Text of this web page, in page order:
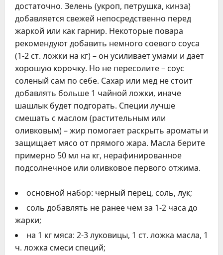
достаточно. Зелень (укроп, петрушка, кинза)
добавляется свежей непосредственно перед
жаркой или как гарнир. Некоторые повара
рекомендуют добавить немного соевого соуса
(1-2 ст. ложки на кг) – он усиливает умами и дает
хорошую корочку. Но не пересолите – соус
соленый сам по себе. Сахар или мед не стоит
добавлять больше 1 чайной ложки, иначе
шашлык будет подгорать. Специи лучше
смешать с маслом (растительным или
оливковым) – жир помогает раскрыть ароматы и
защищает мясо от прямого жара. Масла берите
примерно 50 мл на кг, нерафинированное
подсолнечное или оливковое первого отжима.
основной набор: черный перец, соль, лук;
соль добавлять не ранее чем за 1-2 часа до
жарки;
на 1 кг мяса: 2-3 луковицы, 1 ст. ложка масла, 1
ч. ложка смеси специй;